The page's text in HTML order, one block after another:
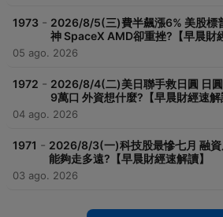
1973 - 2026/8/5(三)費半飆漲6% 美股標
神 SpaceX AMD卻重挫?【早晨財
05 ago. 2026
1972 - 2026/8/4(二)美日聯手救日圓 日
9萬口 外資想什麼?【早晨財經速解
04 ago. 2026
1971 - 2026/8/3(一)科技股最慘七月 融資
能夠走多遠?【早晨財經速解讀】
03 ago. 2026